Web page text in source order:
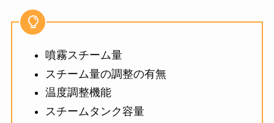
噴霧スチーム量
スチーム量の調整の有無
温度調整機能
スチームタンク容量